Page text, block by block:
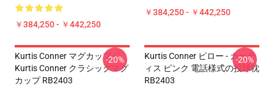
￥384,250 - ￥442,250
￥384,250 - ￥442,250
Kurtis Conner マグカップ -
Kurtis Conner クラシックマグ
カップ RB2403
-20%
Kurtis Conner ピロー - カーテ
ィス ピンク 電話様式の投球枕
RB2403
-20%